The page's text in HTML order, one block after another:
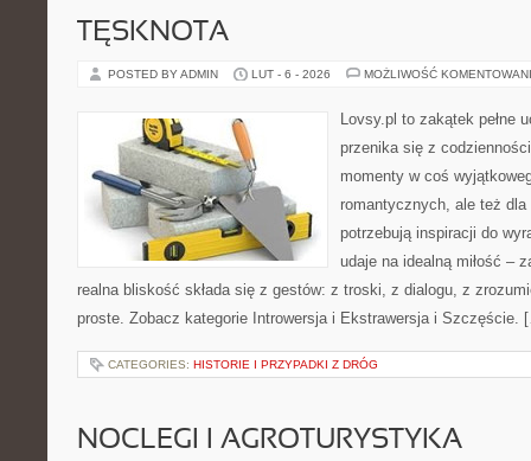
TĘSKNOTA
POSTED BY ADMIN LUT - 6 - 2026 MOŻLIWOŚĆ
Lovsy.pl to zakątek pełne
przenika się z
momenty w coś
romantycznych, ale też
potrzebują inspiracji do
udaje na idealną miłość –
realna bliskość składa się z gestów: z troski, z dialogu, z
proste. Zobacz kategorie Introwersja i Ekstrawersja i Szczęście.
CATEGORIES: HISTORIE I PRZYPADKI Z DRÓG
NOCLEGI I AGROTURYSTYKA